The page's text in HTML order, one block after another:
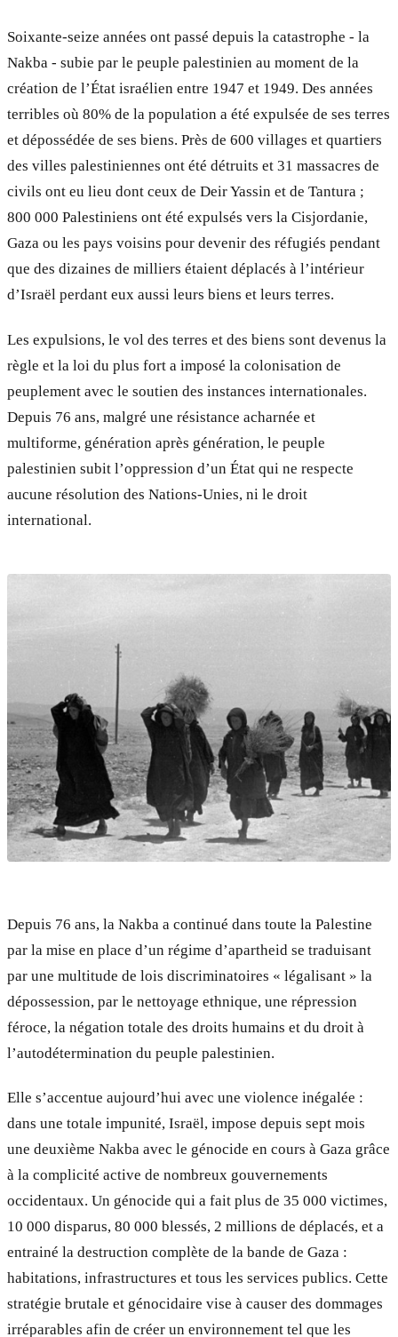
Soixante-seize années ont passé depuis la catastrophe - la
Nakba - subie par le peuple palestinien au moment de la
création de l’État israélien entre 1947 et 1949. Des années
terribles où 80% de la population a été expulsée de ses terres
et dépossédée de ses biens. Près de 600 villages et quartiers
des villes palestiniennes ont été détruits et 31 massacres de
civils ont eu lieu dont ceux de Deir Yassin et de Tantura ;
800 000 Palestiniens ont été expulsés vers la Cisjordanie,
Gaza ou les pays voisins pour devenir des réfugiés pendant
que des dizaines de milliers étaient déplacés à l’intérieur
d’Israël perdant eux aussi leurs biens et leurs terres.
Les expulsions, le vol des terres et des biens sont devenus la
règle et la loi du plus fort a imposé la colonisation de
peuplement avec le soutien des instances internationales.
Depuis 76 ans, malgré une résistance acharnée et
multiforme, génération après génération, le peuple
palestinien subit l’oppression d’un État qui ne respecte
aucune résolution des Nations-Unies, ni le droit
international.
Depuis 76 ans, la Nakba a continué dans toute la Palestine
par la mise en place d’un régime d’apartheid se traduisant
par une multitude de lois discriminatoires « légalisant » la
dépossession, par le nettoyage ethnique, une répression
féroce, la négation totale des droits humains et du droit à
l’autodétermination du peuple palestinien.
Elle s’accentue aujourd’hui avec une violence inégalée :
dans une totale impunité, Israël, impose depuis sept mois
une deuxième Nakba avec le génocide en cours à Gaza grâce
à la complicité active de nombreux gouvernements
occidentaux. Un génocide qui a fait plus de 35 000 victimes,
10 000 disparus, 80 000 blessés, 2 millions de déplacés, et a
entrainé la destruction complète de la bande de Gaza :
habitations, infrastructures et tous les services publics. Cette
stratégie brutale et génocidaire vise à causer des dommages
irréparables afin de créer un environnement tel que les